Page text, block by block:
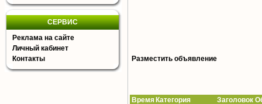
СЕРВИС
Реклама на сайте
Личный кабинет
Контакты
Разместить объявление
Время Категория Заголовок